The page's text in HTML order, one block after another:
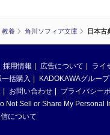
教養 角川ソフィア文庫 日本古
採用情報 広告について
ライ
括購入
KADOKAWAグループ
お問い合わせ
プライバシー
Not Sell or Share My Personal
について